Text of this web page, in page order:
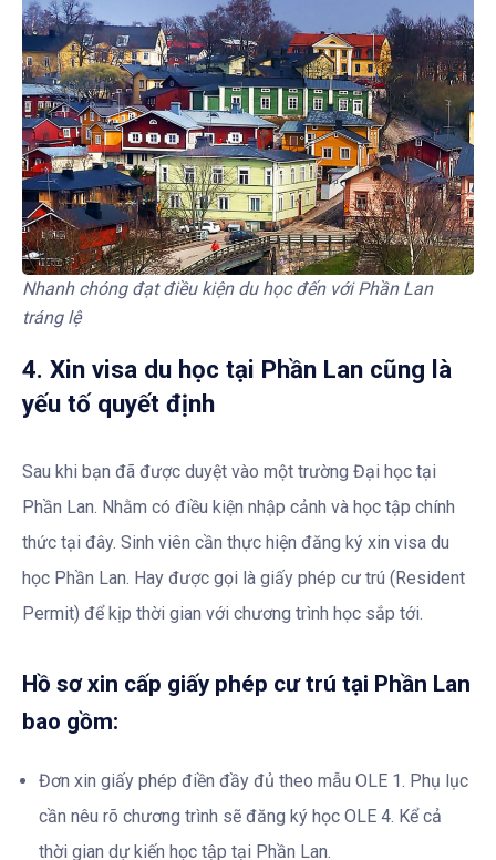
Nhanh chóng đạt điều kiện du học đến với Phần Lan
tráng lệ
4. Xin visa du học tại Phần Lan cũng là
yếu tố quyết định
Sau khi bạn đã được duyệt vào một trường Đại học tại
Phần Lan. Nhằm có điều kiện nhập cảnh và học tập chính
thức tại đây. Sinh viên cần thực hiện đăng ký xin visa du
học Phần Lan. Hay được gọi là giấy phép cư trú (Resident
Permit) để kịp thời gian với chương trình học sắp tới.
Hồ sơ xin cấp giấy phép cư trú tại Phần Lan
bao gồm:
Đơn xin giấy phép điền đầy đủ theo mẫu OLE 1. Phụ lục
cần nêu rõ chương trình sẽ đăng ký học OLE 4. Kể cả
thời gian dự kiến học tập tại Phần Lan.